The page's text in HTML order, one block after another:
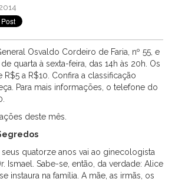
Osvaldo Cordeiro de Faria, nº 55, e
quarta à sexta-feira, das 14h às 20h. Os
a R$10. Confira a classificação
Para mais informações, o telefone do
deste mês.
quatorze anos vai ao ginecologista
Ismael. Sabe-se, então, da verdade: Alice
instaura na família. A mãe, as irmãs, os